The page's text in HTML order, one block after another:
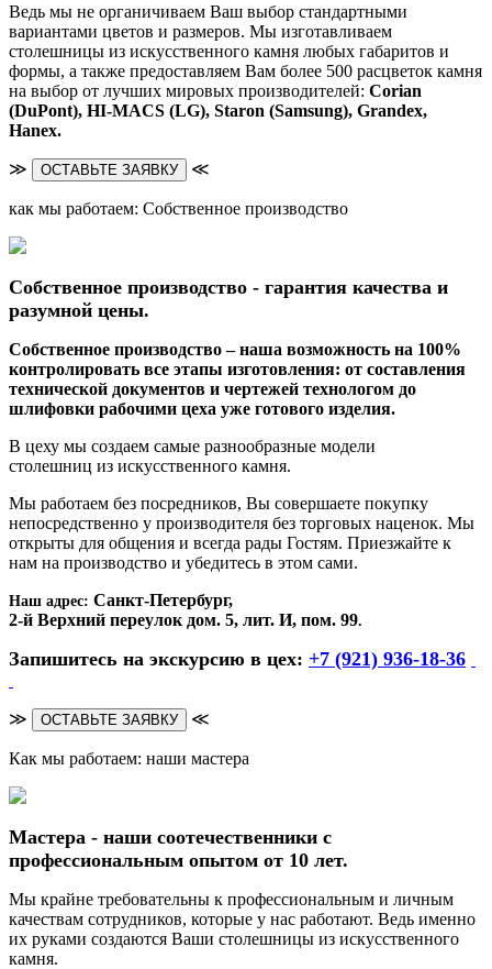
Ведь мы не органичиваем Ваш выбор стандартными
вариантами цветов и размеров. Мы изготавливаем
столешницы из искусственного камня любых габаритов и
формы, а также предоставляем Вам более 500 расцветок камня
на выбор от лучших мировых производителей: Corian
(DuPont), HI-MACS (LG), Staron (Samsung), Grandex,
Hanex.
≫ ОСТАВЬТЕ ЗАЯВКУ ≪
как мы работаем: Собственное производство
Собственное производство - гарантия качества и
разумной цены.
Собственное производство – наша возможность на 100%
контролировать все этапы изготовления: от составления
технической документов и чертежей технологом до
шлифовки рабочими цеха уже готового изделия.
В цеху мы создаем самые разнообразные модели
столешниц из искусственного камня.
Мы работаем без посредников, Вы совершаете покупку
непосредственно у производителя без торговых наценок. Мы
открыты для общения и всегда рады Гостям. Приезжайте к
нам на производство и убедитесь в этом сами.
Наш адрес: Санкт-Петербург,
2-й Верхний переулок дом. 5, лит. И, пом. 99.
Запишитесь на экскурсию в цех: +7 (921) 936-18-36
≫ ОСТАВЬТЕ ЗАЯВКУ ≪
Как мы работаем: наши мастера
Мастера - наши соотечественники с
профессиональным опытом от 10 лет.
Мы крайне требовательны к профессиональным и личным
качествам сотрудников, которые у нас работают. Ведь именно
их руками создаются Ваши столешницы из искусственного
камня.